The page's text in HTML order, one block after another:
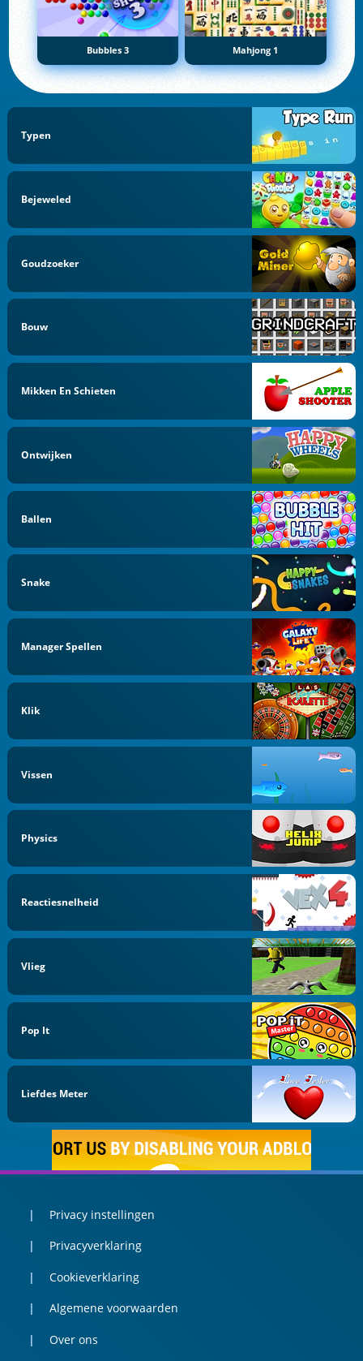
Bubbles 3 Mahjong 1
Typen
Bejeweled
Goudzoeker
Bouw
Mikken En Schieten
Ontwijken
Ballen
Snake
Manager Spellen
Klik
Vissen
Physics
Reactiesnelheid
Vlieg
Pop It
Liefdes Meter
Privacy instellingen
Privacyverklaring
Cookieverklaring
Algemene voorwaarden
Over ons